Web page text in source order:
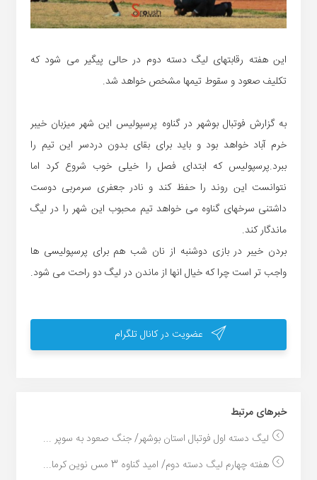
این هفته رقابتهای لیگ دسته دوم در حالی پیگیر می شود که
تکلیف صعود و سقوط تیمها مشخص خواهد شد.
به گزارش فوتبال بوشهر در گناوه پرسپولیس این شهر میزبان خیبر
خرم آباد خواهد بود و باید برای بقای بدون دردسر این تیم را
ببرد.پرسپولیس که ابتدای فصل را خیلی خوب شروع کرد اما
نتوانست این روند را حفظ کند و نادر جعفری سرمربی دوست
داشتنی سرخهای گناوه می خواهد تیم محبوب این شهر را در لیگ
ماندگار کند.
بردن خیبر در بازی دوشنبه از نان شب هم برای پرسپولیسی ها
واجب تر است چرا که خیال انها از ماندن در لیگ دو راحت می شود.
عضویت در کانال تلگرام
خبر‌های مرتبط
لیگ دسته اول فوتبال استان بوشهر/ جنگ صعود به سوپر ...
هفته چهارم لیگ دسته دوم/ امید گناوه 3 مس نوین کرما...